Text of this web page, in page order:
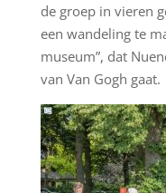
de groep in vieren
een wandeling te
museum”, dat
van Van Gogh gaat.